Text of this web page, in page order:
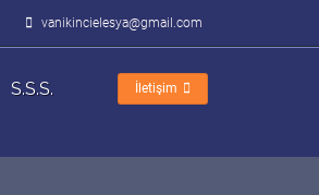
vanikincielesya@gmail.com
S.S.S. İletişim